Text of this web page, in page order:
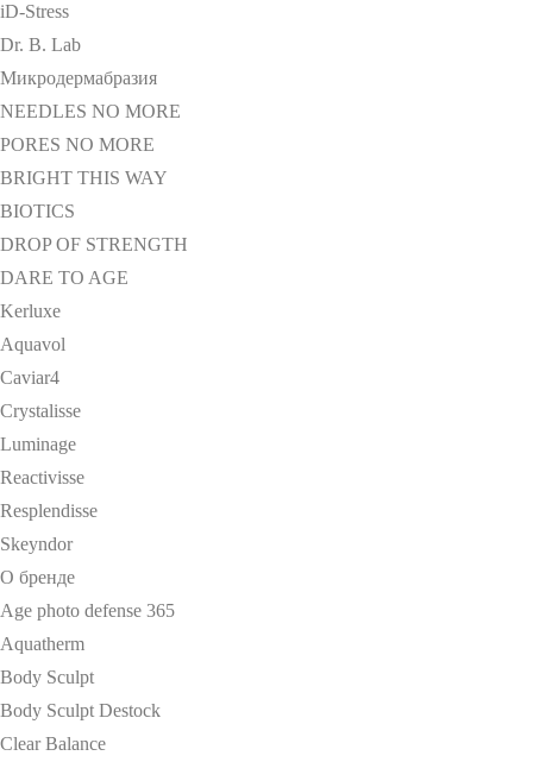
iD-Stress
Dr. B. Lab
Микродермабразия
NEEDLES NO MORE
PORES NO MORE
BRIGHT THIS WAY
BIOTICS
DROP OF STRENGTH
DARE TO AGE
Kerluxe
Aquavol
Caviar4
Crystalisse
Luminage
Reactivisse
Resplendisse
Skeyndor
О бренде
Age photo defense 365
Aquatherm
Body Sculpt
Body Sculpt Destock
Clear Balance